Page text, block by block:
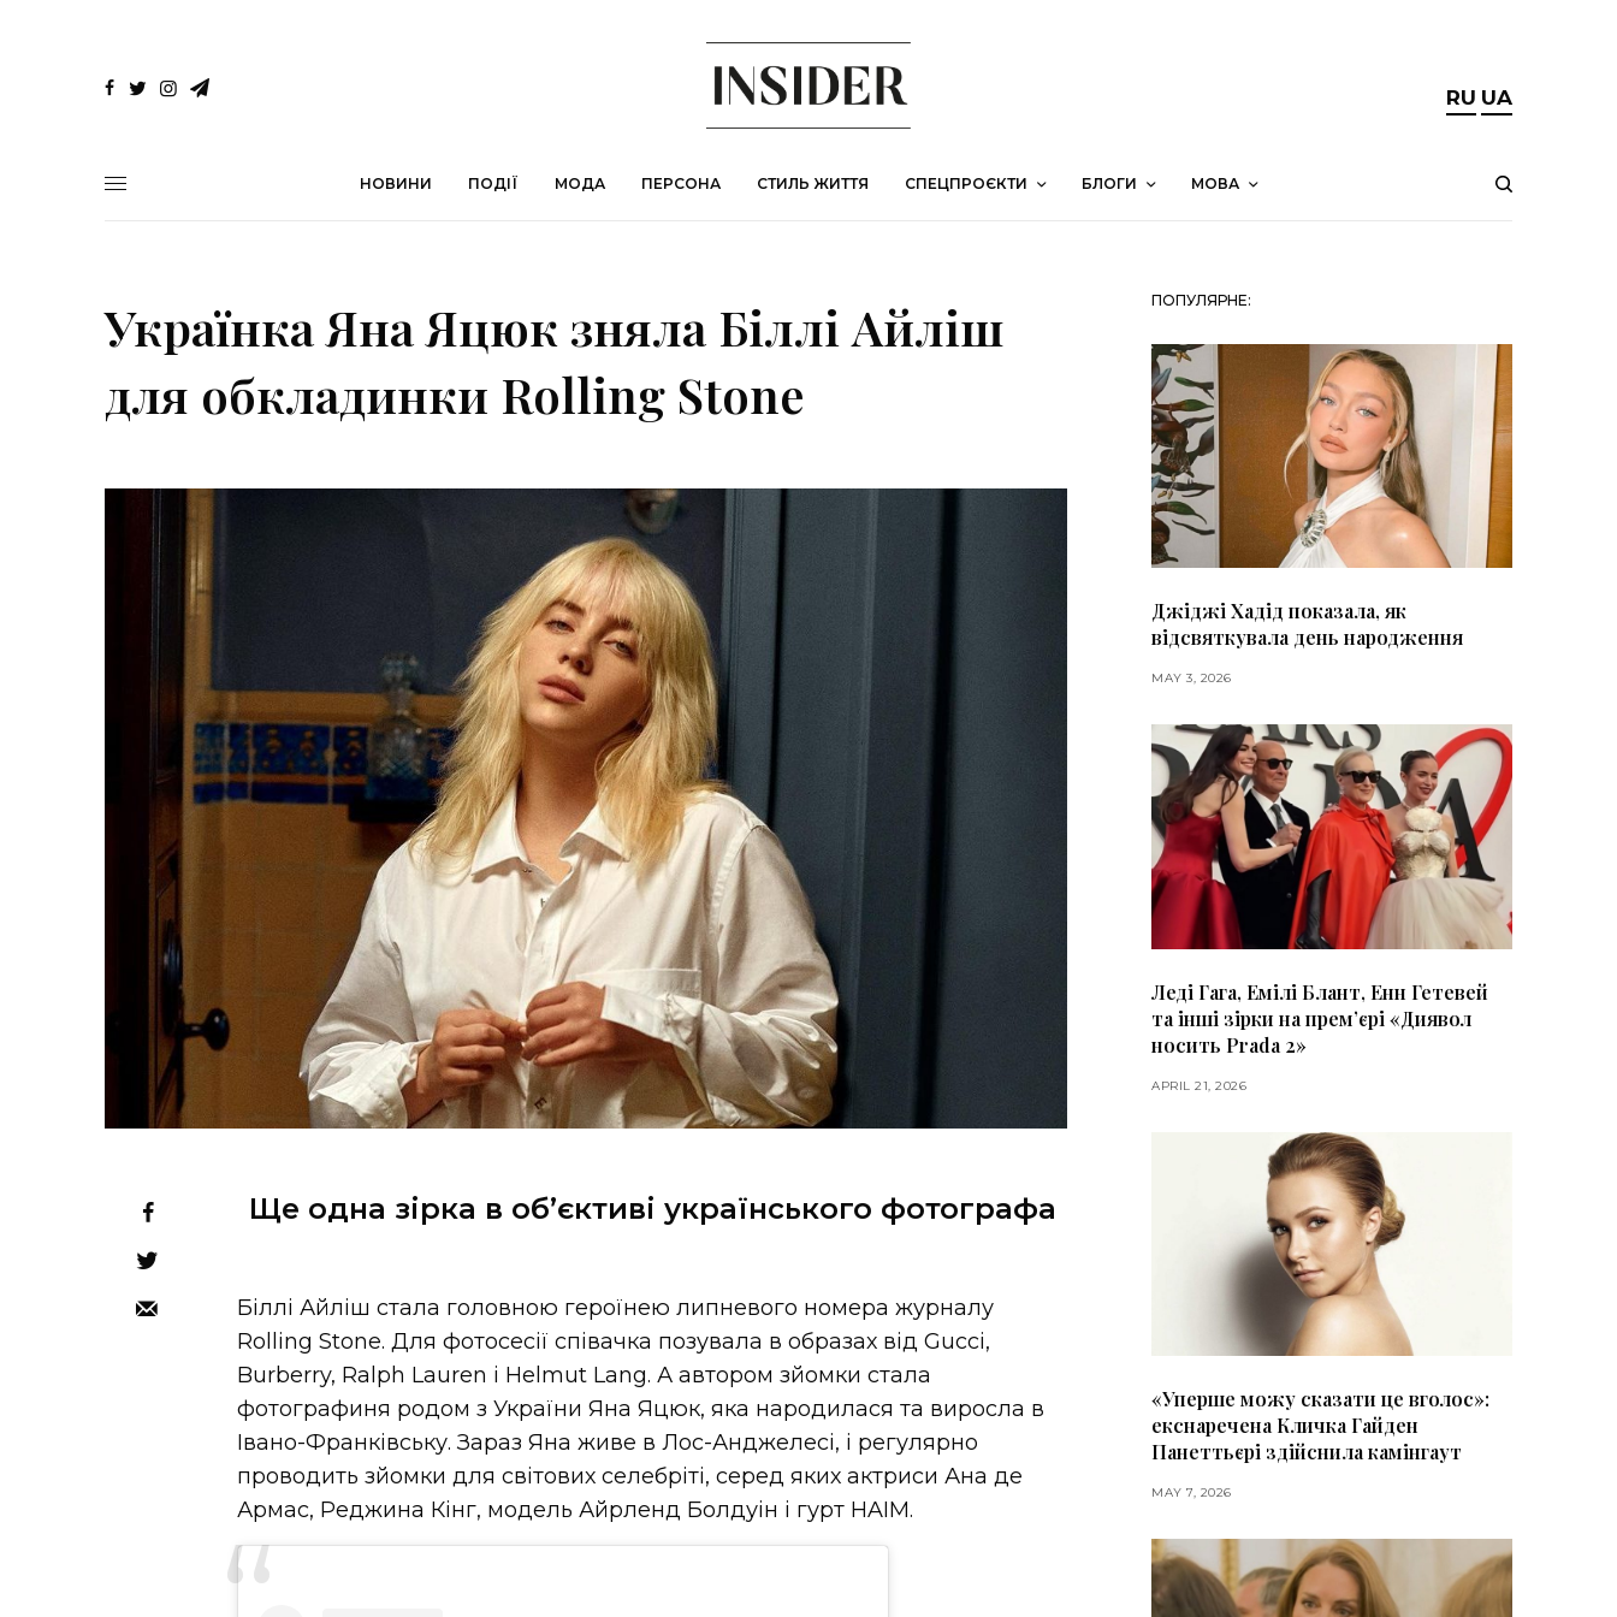
RU UA
НОВИНИ ПОДІЇ МОДА ПЕРСОНА СТИЛЬ ЖИТТЯ СПЕЦПРОЄКТИ БЛОГИ МОВА
Українка Яна Яцюк зняла Біллі Айліш
для обкладинки Rolling Stone
Ще одна зірка в об’єктиві українського фотографа
Біллі Айліш стала головною героїнею липневого номера журналу
Rolling Stone. Для фотосесії співачка позувала в образах від Gucci,
Burberry, Ralph Lauren і Helmut Lang. А автором зйомки стала
фотографиня родом з України Яна Яцюк, яка народилася та виросла в
Івано-Франківську. Зараз Яна живе в Лос-Анджелесі, і регулярно
проводить зйомки для світових селебріті, серед яких актриси Ана де
Армас, Реджина Кінг, модель Айрленд Болдуін і гурт HAIM.
ПОПУЛЯРНЕ:
Джіджі Хадід показала, як
відсвяткувала день народження
MAY 3, 2026
Леді Гага, Емілі Блант, Енн Гетевей
та інші зірки на премʼєрі «Диявол
носить Prada 2»
APRIL 21, 2026
«Уперше можу сказати це вголос»:
екснаречена Кличка Гайден
Панеттьєрі здійснила камінгаут
MAY 7, 2026